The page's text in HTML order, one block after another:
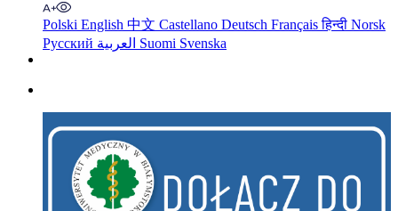
Polski English 中文 Castellano Deutsch Françaisहिन्दी Norsk
Русский
Suomi Svenska